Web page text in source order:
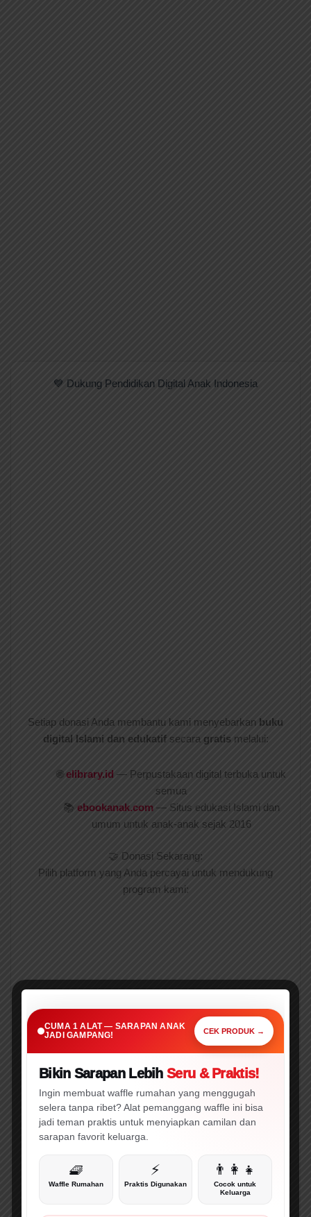
💙 Dukung Pendidikan Digital Anak Indonesia
Setiap donasi Anda membantu kami menyebarkan buku
digital Islami dan edukatifsecara gratismelalui:
🌐 elibrary.id — Perpustakaan digital terbuka untuk
semua
📚 ebookanak.com — Situs edukasi Islami dan
umum untuk anak-anak sejak 2016
🤝 Donasi Sekarang:
Pilih platform yang Anda percayai untuk mendukung
program kami:
CUMA 1 ALAT — SARAPAN ANAK
JADI GAMPANG!
CEK PRODUK →
🔥 WAJIB CEK! ⚡ PROMO
Sarapan Anak Jadi Gampang!
Bikin Sarapan LebihSeru & Praktis!
Ingin membuat waffle rumahan yang menggugah
selera tanpa ribet? Alat pemanggang waffle ini bisa
jadi teman praktis untuk menyiapkan camilan dan
sarapan favorit keluarga.
🧇
Waffle Rumahan
⚡
Praktis Digunakan
👨‍👩‍👧
Cocok untuk
Keluarga